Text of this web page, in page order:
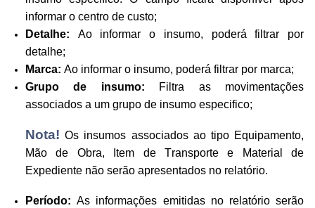
informar o centro de custo;
Detalhe: Ao informar o insumo, poderá filtrar por
detalhe;
Marca: Ao informar o insumo, poderá filtrar por marca;
Grupo de insumo:
Filtra as movimentações
associados a um grupo de insumo especifico;
Nota! Os insumos associados ao tipo Equipamento,
Mão de Obra, Item de Transporte e Material de
Expediente não serão apresentados no relatório.
Período: As informações emitidas no relatório serão